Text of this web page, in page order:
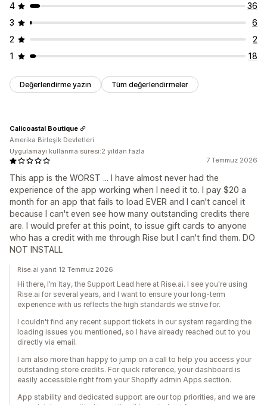
4
36
3
6
2
2
1
18
Değerlendirme yazın Tüm değerlendirmeler
7 Temmuz 2026
This app is the WORST ... I have almost never had the
experience of the app working when I need it to. I pay $20 a
month for an app that fails to load EVER and I can't cancel it
because I can't even see how many outstanding credits there
are. I would prefer at this point, to issue gift cards to anyone
who has a credit with me through Rise but I can't find them. DO
NOT INSTALL
Calicoastal Boutique
Amerika Birleşik Devletleri
Uygulamayı kullanma süresi:2 yıldan fazla
Rise.ai yanıt 12 Temmuz 2026
Hi there, I’m Itay, the Support Lead here at Rise.ai. I see you're using
Rise.ai for several years, and I want to ensure your long-term
experience with us reflects the high standards we strive for.
I couldn't find any recent support tickets in our system regarding the
loading issues you mentioned, so I have already reached out to you
directly via email.
I am also more than happy to jump on a call to help you access your
outstanding store credits. For quick reference, your dashboard is
easily accessible right from your Shopify admin Apps section.
App stability and dedicated support are our top priorities, and we are